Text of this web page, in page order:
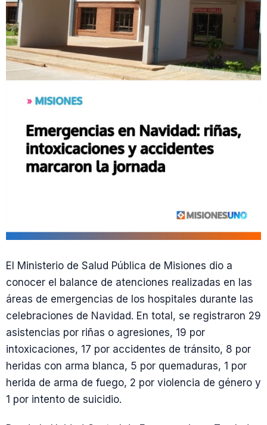
El Ministerio de Salud Pública de Misiones dio a
conocer el balance de atenciones realizadas en las
áreas de emergencias de los hospitales durante las
celebraciones de Navidad. En total, se registraron 29
asistencias por riñas o agresiones, 19 por
intoxicaciones, 17 por accidentes de tránsito, 8 por
heridas con arma blanca, 5 por quemaduras, 1 por
herida de arma de fuego, 2 por violencia de género y
1 por intento de suicidio.